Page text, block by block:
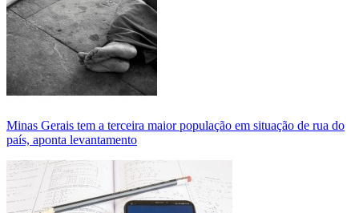
Minas Gerais tem a terceira maior população em situação de rua do
país, aponta levantamento